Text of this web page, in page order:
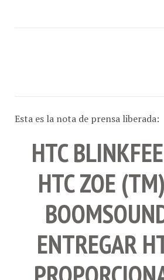
Esta es la nota de prensa liberada:
HTC
HTC ZOE
ENTREGAR